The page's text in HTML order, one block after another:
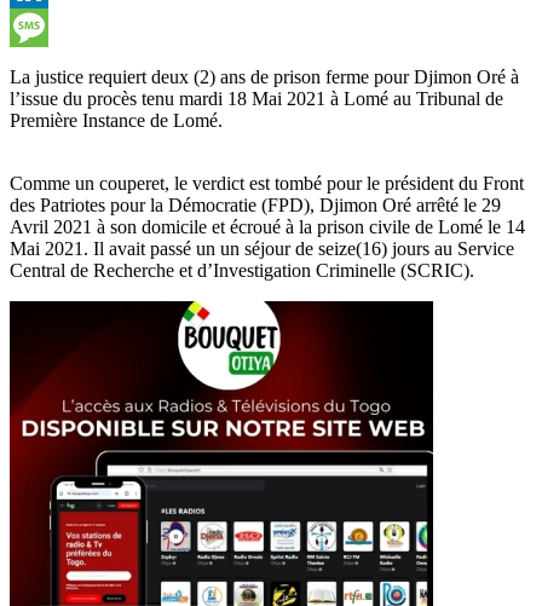
LinkedIn
Message
La justice requiert deux (2) ans de prison ferme pour Djimon Oré à
l’issue du procès tenu mardi 18 Mai 2021 à Lomé au Tribunal de
Première Instance de Lomé.
Comme un couperet, le verdict est tombé pour le président du Front
des Patriotes pour la Démocratie (FPD), Djimon Oré arrêté le 29
Avril 2021 à son domicile et écroué à la prison civile de Lomé le 14
Mai 2021. Il avait passé un un séjour de seize(16) jours au Service
Central de Recherche et d’Investigation Criminelle (SCRIC).